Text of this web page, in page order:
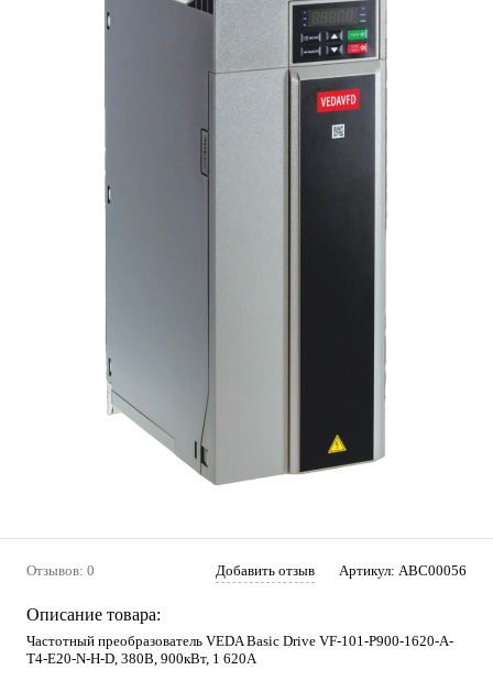
Отзывов: 0 Добавить отзыв Артикул: ABC00056
Описание товара:
Частотный преобразователь VEDA Basic Drive VF-101-P900-1620-A-
T4-E20-N-H-D, 380В, 900кВт, 1 620А